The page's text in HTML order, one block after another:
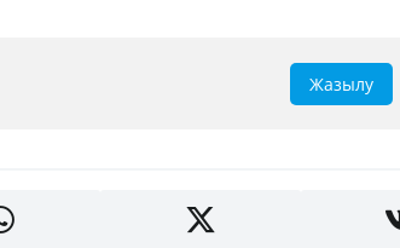
Жазылу